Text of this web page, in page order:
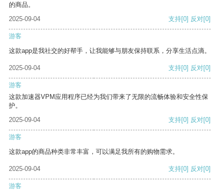
的商品。
2025-09-04
支持[0] 反对[0]
游客
这款app是我社交的好帮手，让我能够与朋友保持联系，分享生活点滴。
2025-09-04 支持[0] 反对[0]
游客
这款加速器VPM应用程序已经为我们带来了无限的流畅体验和安全性保
护。
2025-09-04
支持[0] 反对[0]
游客
这款app的商品种类非常丰富，可以满足我所有的购物需求。
2025-09-04 支持[0] 反对[0]
游客